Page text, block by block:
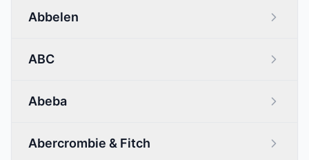
Abbelen
ABC
Abeba
Abercrombie & Fitch